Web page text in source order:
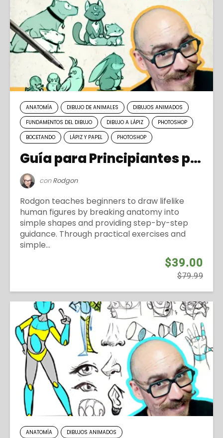
ANATOMÍA DIBUJO DE ANIMALES
DIBUJOS ANIMADOS
FUNDAMENTOS DEL DIBUJO
DIBUJO A LÁPIZ
PHOTOSHOP
BOCETANDO
LÁPIZ Y PAPEL PHOTOSHOP
Guía para Principiantes para Dibujar Mascotas
conRodgon
Rodgon teaches beginners to draw lifelike
human figures by breaking anatomy into
simple shapes and providing step-by-step
guidance. Through practical exercises and
simple...
$39.00
$79.99
ANATOMÍA
DIBUJOS ANIMADOS